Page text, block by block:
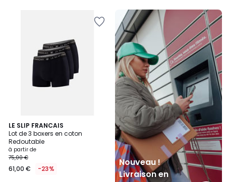
LE SLIP FRANCAIS
Lot de 3 boxers en coton
Redoutable
à partir de
75,00 €
61,00 € -23%
5
/
5
17
Couleurs
Nouveau !
Livraison en
Nouveau
Livraison
en
Locker
Mondial
Relay